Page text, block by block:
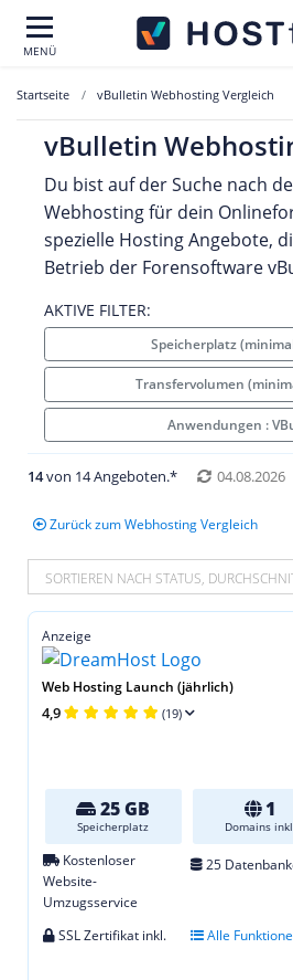
MENÜ
Startseite vBulletin Webhosting Vergleich
vBulletin
Du bist auf der Suche nach
Webhosting für dein
spezielle Hosting Angebote,
Betrieb der Forensoftware
AKTIVE FILTER:
Speicherplatz
Transfervolumen
Anwendungen :
14von 14 Angeboten.* 04.08.2026
Zurück zum Webhosting Vergleich
SORTIEREN NACH STATUS,
Anzeige
Web Hosting Launch (jährlich)
4,9 (19)
25 GB
Speicherplatz
1
Domains
Kostenloser
Website-
Umzugsservice
25
SSL Zertifikat inkl. Alle